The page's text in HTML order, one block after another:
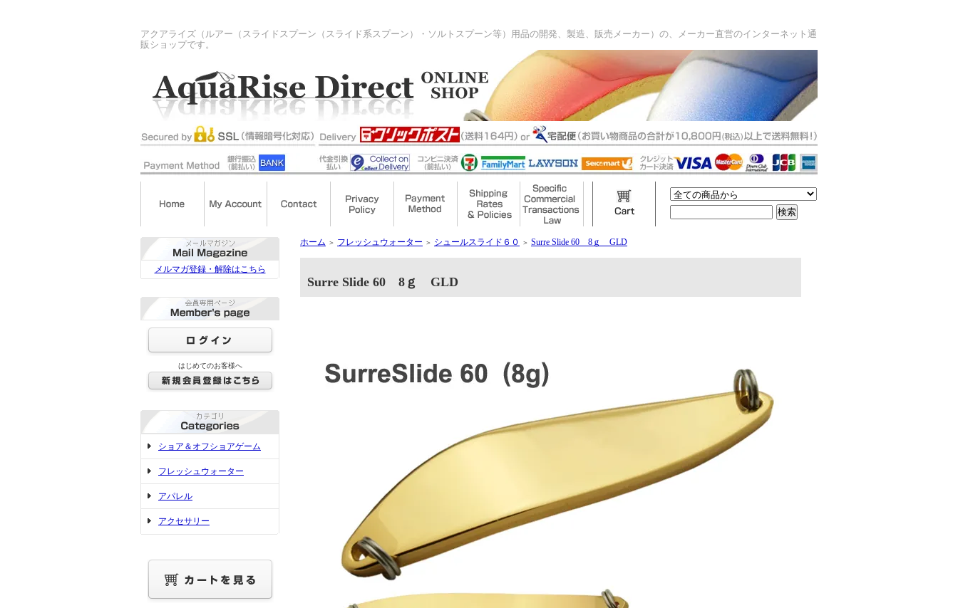
アクアライズ（ルアー（スライドスプーン（スライド系スプーン）・ソルトスプーン等）用品の開発、製造、販売メーカー）の、メーカー直営のインターネット通
販ショップです。
メルマガ登録・解除はこちら
はじめてのお客様へ
ショア＆オフショアゲーム
フレッシュウォーター
アパレル
アクセサリー
ホーム ＞ フレッシュウォーター ＞ シュールスライド６０ ＞ Surre Slide 60 8ｇ GLD
Surre Slide 60 8ｇ GLD